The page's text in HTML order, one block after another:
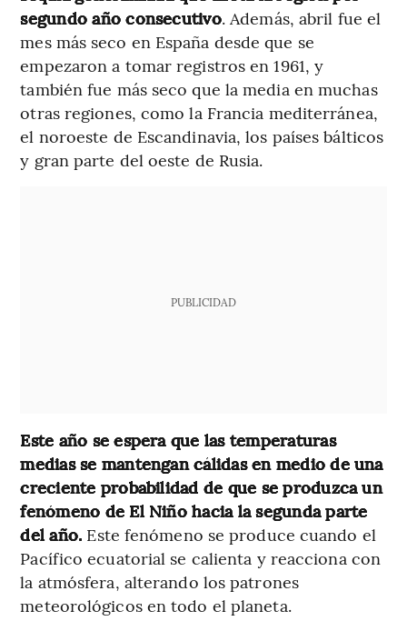
segundo año consecutivo. Además, abril fue el
mes más seco en España desde que se
empezaron a tomar registros en 1961, y
también fue más seco que la media en muchas
otras regiones, como la Francia mediterránea,
el noroeste de Escandinavia, los países bálticos
y gran parte del oeste de Rusia.
PUBLICIDAD
Este año se espera que las temperaturas
medias se mantengan cálidas en medio de una
creciente probabilidad de que se produzca un
fenómeno de El Niño hacia la segunda parte
del año. Este fenómeno se produce cuando el
Pacífico ecuatorial se calienta y reacciona con
la atmósfera, alterando los patrones
meteorológicos en todo el planeta.